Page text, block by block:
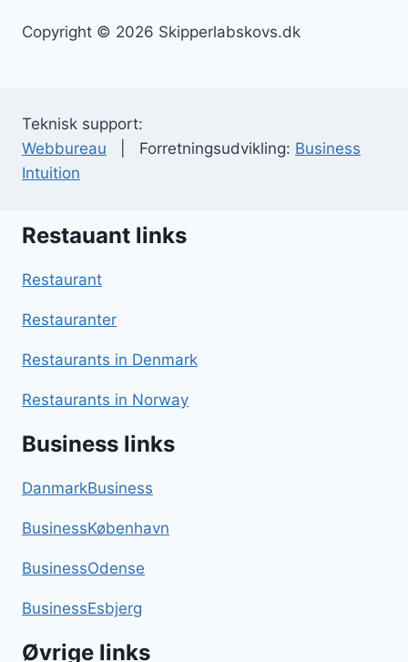
Copyright © 2026 Skipperlabskovs.dk
Teknisk support:
Webbureau | Forretningsudvikling: Business
Intuition
Restauant links
Restaurant
Restauranter
Restaurants in Denmark
Restaurants in Norway
Business links
DanmarkBusiness
BusinessKøbenhavn
BusinessOdense
BusinessEsbjerg
Øvrige links